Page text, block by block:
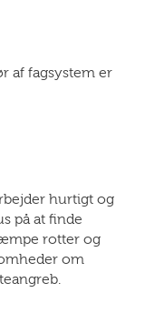
af fagsystem er
hurtigt og
på at finde
rotter og
om